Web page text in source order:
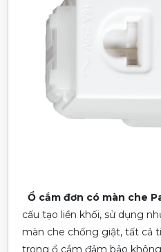
Ổ cắm đơn có màn che
cấu tạo liền khối, sử dụng
màn che chống giật, tất cả
trong ổ cắm đảm bảo